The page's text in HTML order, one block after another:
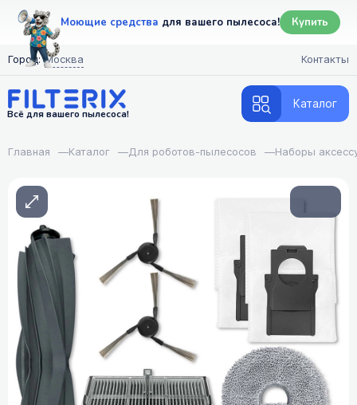
Моющие средства для вашего пылесоса! Купить
Город: Москва Контакты
Всё для вашего пылесоса!
Каталог
Главная —Каталог —Для роботов-пылесосов —Наборы